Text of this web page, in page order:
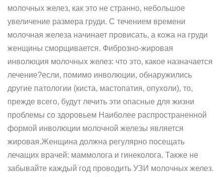
молочных желез, как это не странно, небольшое
увеличение размера груди. С течением времени
молочная железа начинает провисать, а кожа на груди
женщины сморщивается. Фиброзно-жировая
инволюция молочных желез: что это, какое назначается
лечение?если, помимо инволюции, обнаружились
другие патологии (киста, мастопатия, опухоли), то,
прежде всего, будут лечить эти опасные для жизни
проблемы со здоровьем Наиболее распространенной
формой инволюции молочной железы является
жировая.Женщина должна регулярно посещать
лечащих врачей: маммолога и гинеколога. Также не
забывайте каждый год проводить УЗИ молочных желез.